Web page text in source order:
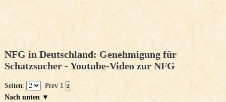
NFG in Deutschland: Genehmigung für
Schatzsucher - Youtube-Video zur NFG
Seiten: Prev 1 2
Nach unten ▼